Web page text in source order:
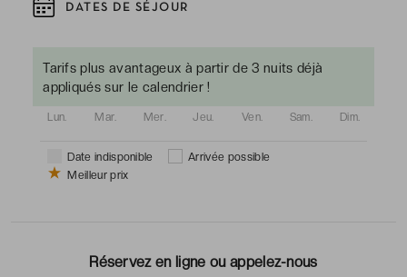
DATES DE SÉJOUR
Tarifs plus avantageux à partir de 3 nuits déjà
appliqués sur le calendrier !
Lun. Mar. Mer. Jeu. Ven. Sam. Dim.
Date indisponible
Arrivée possible
Meilleur prix
Réservez en ligne ou appelez-nous